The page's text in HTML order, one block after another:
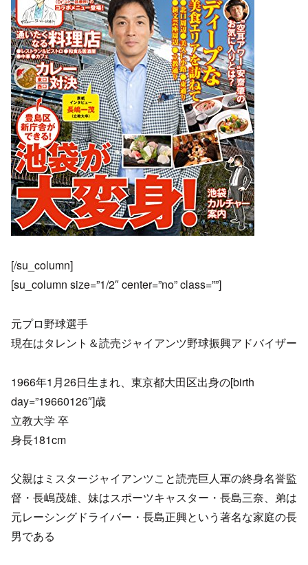
[/su_column]
[su_column size=”1/2″ center=”no” class=””]
元プロ野球選手
現在はタレント＆読売ジャイアンツ野球振興アドバイザー
1966年1月26日生まれ、東京都大田区出身の[birth
day=”19660126″]歳
立教大学 卒
身長181cm
父親はミスタージャイアンツこと読売巨人軍の終身名誉監
督・長嶋茂雄、妹はスポーツキャスター・長島三奈、弟は
元レーシングドライバー・長島正興という著名な家庭の長
男である